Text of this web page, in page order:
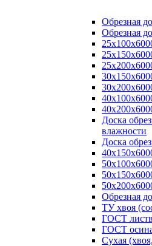
Обрезная
Обрезная
Доска
влажности
Доска
Обрезная
ТУ хвоя
ГОСТ
ГОСТ
Сухая